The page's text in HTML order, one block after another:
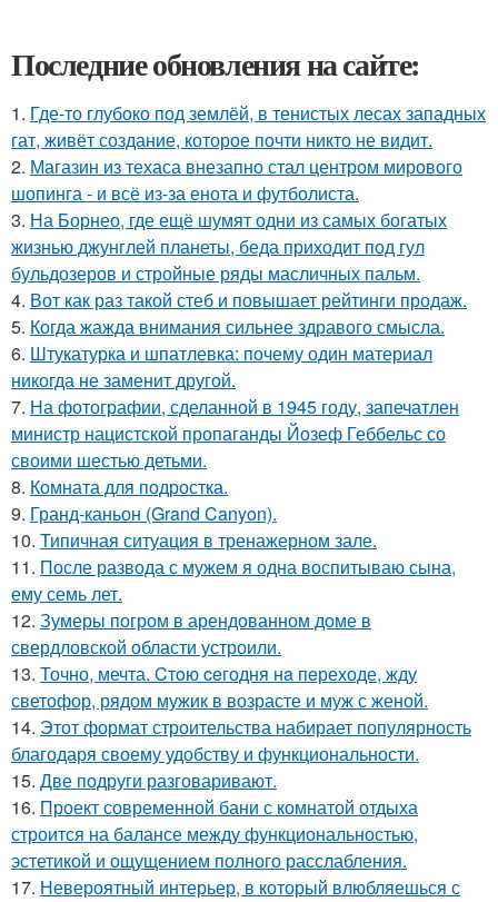
Последние обновления на сайте:
1. Где-то глубоко под землёй, в тенистых лесах западных
гат, живёт создание, которое почти никто не видит.
2. Магазин из техаса внезапно стал центром мирового
шопинга - и всё из-за енота и футболиста.
3. На Борнео, где ещё шумят одни из самых богатых
жизнью джунглей планеты, беда приходит под гул
бульдозеров и стройные ряды масличных пальм.
4. Вот как раз такой стеб и повышает рейтинги продаж.
5. Когда жажда внимания сильнее здравого смысла.
6. Штукатурка и шпатлевка: почему один материал
никогда не заменит другой.
7. На фотографии, сделанной в 1945 году, запечатлен
министр нацистской пропаганды Йозеф Геббельс со
своими шестью детьми.
8. Комната для подростка.
9. Гранд-каньон (Grand Canyon).
10. Типичная ситуация в тренажерном зале.
11. После развода с мужем я одна воспитываю сына,
ему семь лет.
12. Зумеры погром в арендованном доме в
свердловской области устроили.
13. Точно, мечта. Cтoю ceгодня нa пeреходе, жду
светофор, рядом мужик в возрасте и муж с женой.
14. Этот формат строительства набирает популярность
благодаря своему удобству и функциональности.
15. Две подруги разговаривают.
16. Проект современной бани с комнатой отдыха
строится на балансе между функциональностью,
эстетикой и ощущением полного расслабления.
17. Невероятный интерьер, в который влюбляешься с